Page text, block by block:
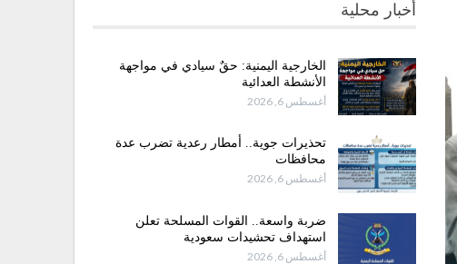
أخبار محلية
الخارجية اليمنية: حقٌ سيادي في مواجهة
الأنشطة العدائية
أغسطس 6, 2026
تحذيرات جوية.. أمطار رعدية تضرب عدة
محافظات
أغسطس 6, 2026
ضربة واسعة.. القوات المسلحة تعلن
استهداف تحشيدات سعودية
أغسطس 6, 2026